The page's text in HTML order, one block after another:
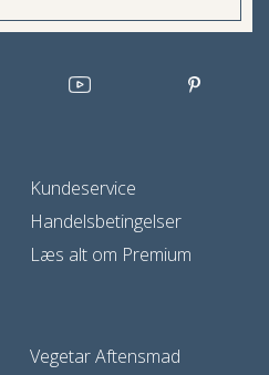
Kundeservice
Handelsbetingelser
Læs alt om Premium
Vegetar Aftensmad